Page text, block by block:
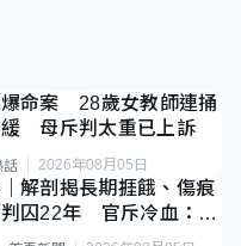
命案 28歲女教師連捅
緩 母斥判太重已上訴
話 2026年08月05日
解剖揭長期捱餓、傷痕
囚22年 官斥冷血：同